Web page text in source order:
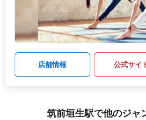
店舗情報 公式サイ
筑前垣生駅で他のジャ